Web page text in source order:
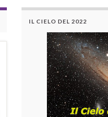
IL CIELO DEL 2022